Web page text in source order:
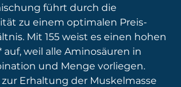
führt durch die
zu einem optimalen Preis-
Mit 155 weist es einen hohen
auf, weil alle Aminosäuren in
und Menge vorliegen.
Erhaltung der Muskelmasse